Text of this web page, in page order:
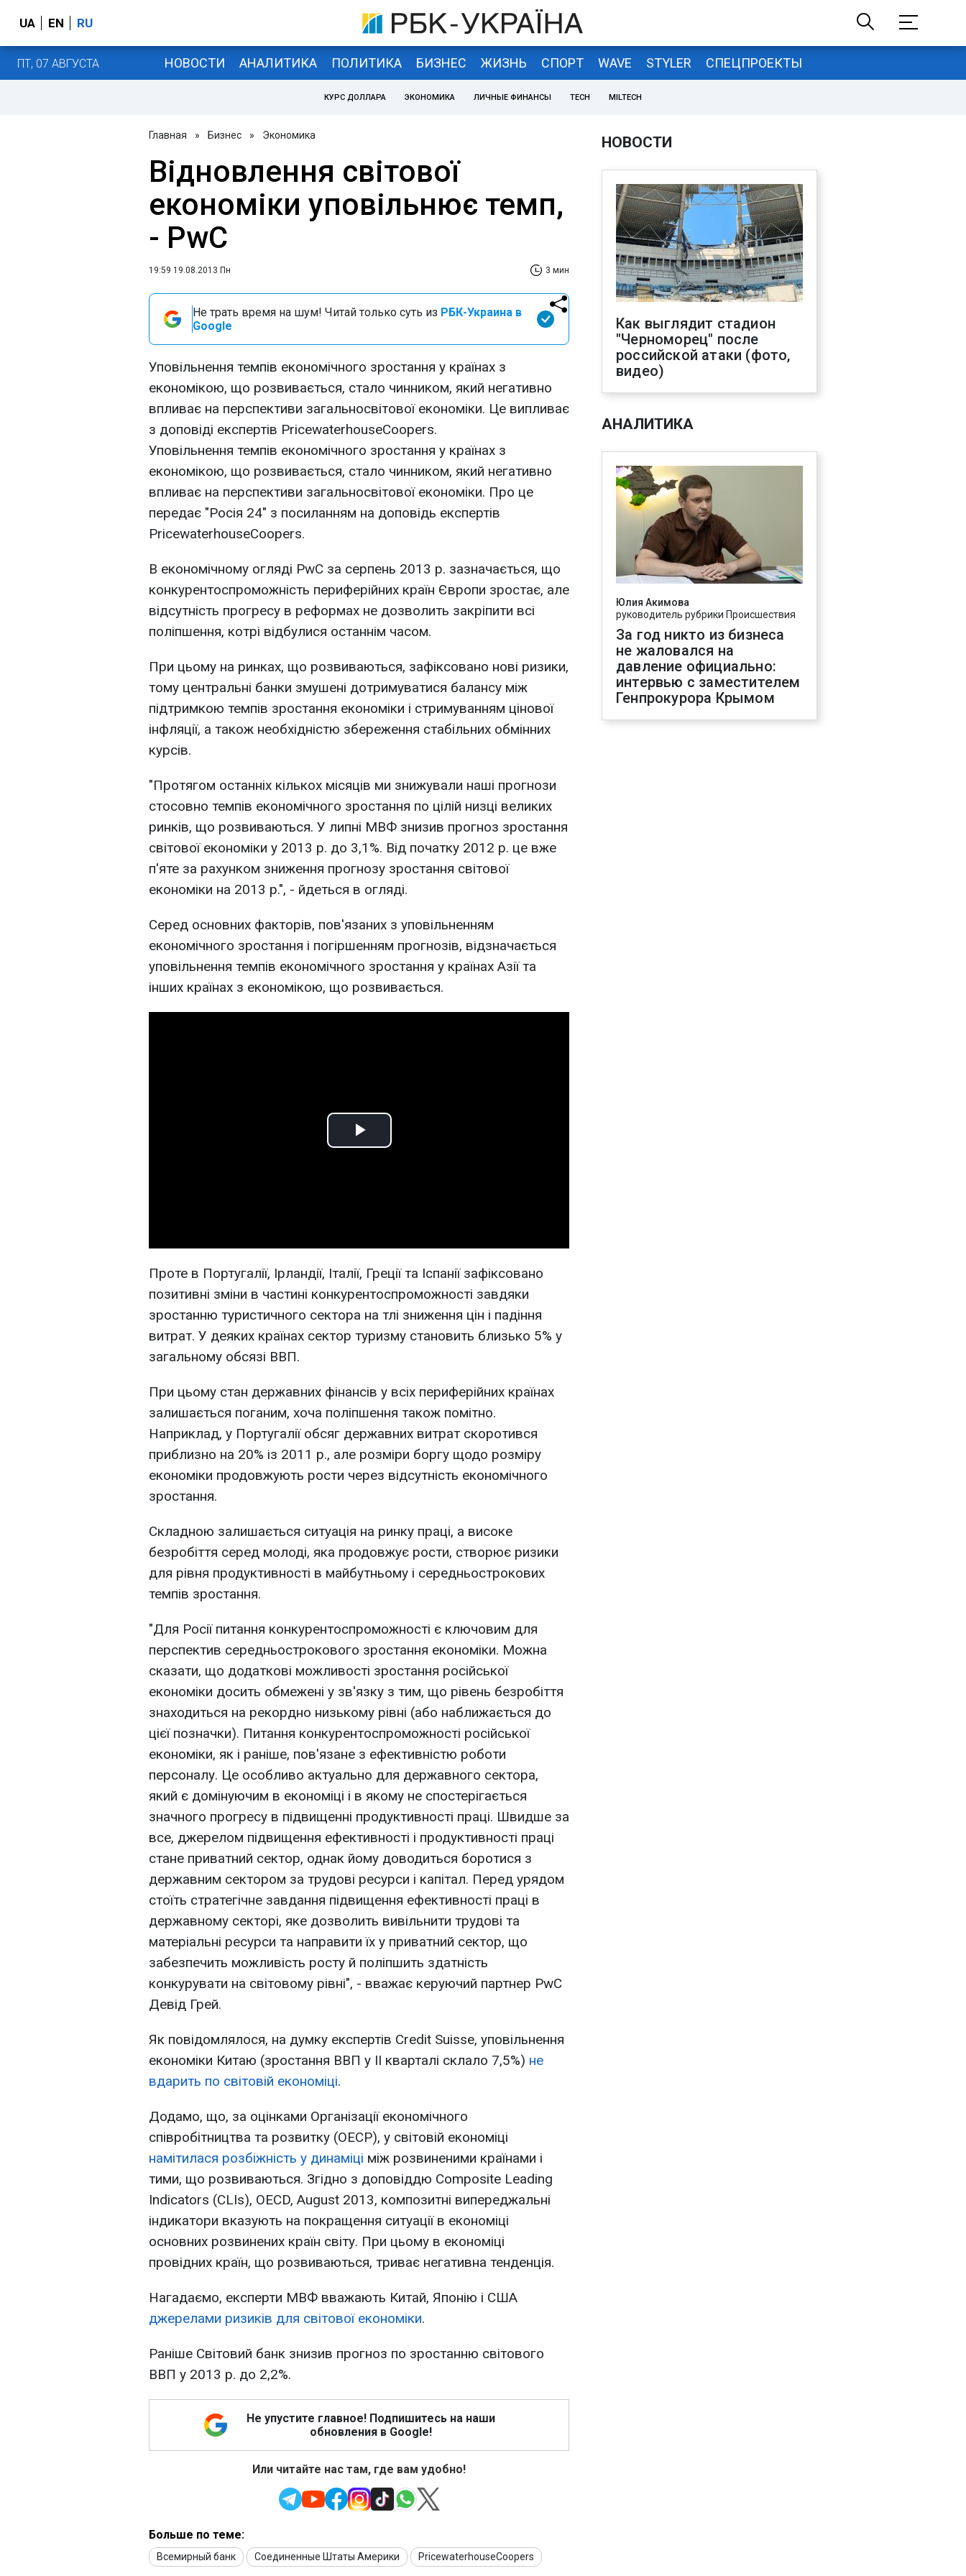
UA EN RU
ПТ, 07 АВГУСТА НОВОСТИ АНАЛИТИКА ПОЛИТИКА БИЗНЕС ЖИЗНЬ СПОРТ WAVE STYLER СПЕЦПРОЕКТЫ
КУРС ДОЛЛАРА ЭКОНОМИКА ЛИЧНЫЕ ФИНАНСЫ TECH MILTECH
Главная » Бизнес » Экономика
Відновлення світової
економіки уповільнює темп,
- PwC
19:59 19.08.2013 Пн 3 мин
Не трать время на шум! Читай только суть из РБК-Украина в
Google
Уповільнення темпів економічного зростання у країнах з
економікою, що розвивається, стало чинником, який негативно
впливає на перспективи загальносвітової економіки. Це випливає
з доповіді експертів PricewaterhouseCoopers.
Уповільнення темпів економічного зростання у країнах з
економікою, що розвивається, стало чинником, який негативно
впливає на перспективи загальносвітової економіки. Про це
передає "Росія 24" з посиланням на доповідь експертів
PricewaterhouseCoopers.
В економічному огляді PwC за серпень 2013 р. зазначається, що
конкурентоспроможність периферійних країн Європи зростає, але
відсутність прогресу в реформах не дозволить закріпити всі
поліпшення, котрі відбулися останнім часом.
При цьому на ринках, що розвиваються, зафіксовано нові ризики,
тому центральні банки змушені дотримуватися балансу між
підтримкою темпів зростання економіки і стримуванням цінової
інфляції, а також необхідністю збереження стабільних обмінних
курсів.
"Протягом останніх кількох місяців ми знижували наші прогнози
стосовно темпів економічного зростання по цілій низці великих
ринків, що розвиваються. У липні МВФ знизив прогноз зростання
світової економіки у 2013 р. до 3,1%. Від початку 2012 р. це вже
п'яте за рахунком зниження прогнозу зростання світової
економіки на 2013 р.", - йдеться в огляді.
Серед основних факторів, пов'язаних з уповільненням
економічного зростання і погіршенням прогнозів, відзначається
уповільнення темпів економічного зростання у країнах Азії та
інших країнах з економікою, що розвивається.
Play
Проте в Португалії, Ірландії, Італії, Греції та Іспанії зафіксовано
позитивні зміни в частині конкурентоспроможності завдяки
зростанню туристичного сектора на тлі зниження цін і падіння
витрат. У деяких країнах сектор туризму становить близько 5% у
загальному обсязі ВВП.
При цьому стан державних фінансів у всіх периферійних країнах
залишається поганим, хоча поліпшення також помітно.
Наприклад, у Португалії обсяг державних витрат скоротився
приблизно на 20% із 2011 р., але розміри боргу щодо розміру
економіки продовжують рости через відсутність економічного
зростання.
Складною залишається ситуація на ринку праці, а високе
безробіття серед молоді, яка продовжує рости, створює ризики
для рівня продуктивності в майбутньому і середньострокових
темпів зростання.
"Для Росії питання конкурентоспроможності є ключовим для
перспектив середньострокового зростання економіки. Можна
сказати, що додаткові можливості зростання російської
економіки досить обмежені у зв'язку з тим, що рівень безробіття
знаходиться на рекордно низькому рівні (або наближається до
цієї позначки). Питання конкурентоспроможності російської
економіки, як і раніше, пов'язане з ефективністю роботи
персоналу. Це особливо актуально для державного сектора,
який є домінуючим в економіці і в якому не спостерігається
значного прогресу в підвищенні продуктивності праці. Швидше за
все, джерелом підвищення ефективності і продуктивності праці
стане приватний сектор, однак йому доводиться боротися з
державним сектором за трудові ресурси і капітал. Перед урядом
стоїть стратегічне завдання підвищення ефективності праці в
державному секторі, яке дозволить вивільнити трудові та
матеріальні ресурси та направити їх у приватний сектор, що
забезпечить можливість росту й поліпшить здатність
конкурувати на світовому рівні", - вважає керуючий партнер PwC
Девід Грей.
Як повідомлялося, на думку експертів Credit Suisse, уповільнення
економіки Китаю (зростання ВВП у II кварталі склало 7,5%) не
вдарить по світовій економіці.
Додамо, що, за оцінками Організації економічного
співробітництва та розвитку (ОЕСР), у світовій економіці
намітилася розбіжність у динаміці між розвиненими країнами і
тими, що розвиваються. Згідно з доповіддю Composite Leading
Indicators (CLIs), OECD, August 2013, композитні випереджальні
індикатори вказують на покращення ситуації в економіці
основних розвинених країн світу. При цьому в економіці
провідних країн, що розвиваються, триває негативна тенденція.
Нагадаємо, експерти МВФ вважають Китай, Японію і США
джерелами ризиків для світової економіки.
Раніше Світовий банк знизив прогноз по зростанню світового
ВВП у 2013 р. до 2,2%.
Не упустите главное! Подпишитесь на наши
обновления в Google!
Или читайте нас там, где вам удобно!
Больше по теме:
Всемирный банк Соединенные Штаты Америки PricewaterhouseCoopers
НОВОСТИ
Как выглядит стадион
"Черноморец" после
российской атаки (фото,
видео)
АНАЛИТИКА
Юлия Акимова
руководитель рубрики Происшествия
За год никто из бизнеса
не жаловался на
давление официально:
интервью с заместителем
Генпрокурора Крымом